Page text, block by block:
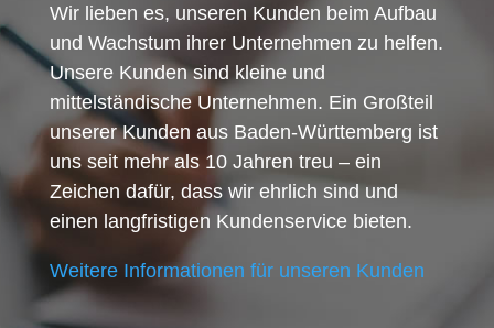
Wir lieben es, unseren Kunden beim Aufbau
und Wachstum ihrer Unternehmen zu helfen.
Unsere Kunden sind kleine und
mittelständische Unternehmen. Ein Großteil
unserer Kunden aus Baden-Württemberg ist
uns seit mehr als 10 Jahren treu – ein
Zeichen dafür, dass wir ehrlich sind und
einen langfristigen Kundenservice bieten.
Weitere Informationen für unseren Kunden